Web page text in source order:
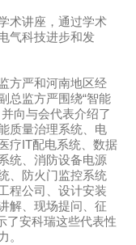
讲座，通过学术
气科技进步和发
严和河南地区经
总监方严围绕“智能
向与会代表介绍了
质量治理系统、电
疗IT配电系统、数据
统、消防设备电源
、防火门监控系统
程公司、设计安装
解、现场提问、征
了安科瑞这些代表性
。